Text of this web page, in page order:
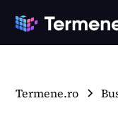
Termene.ro